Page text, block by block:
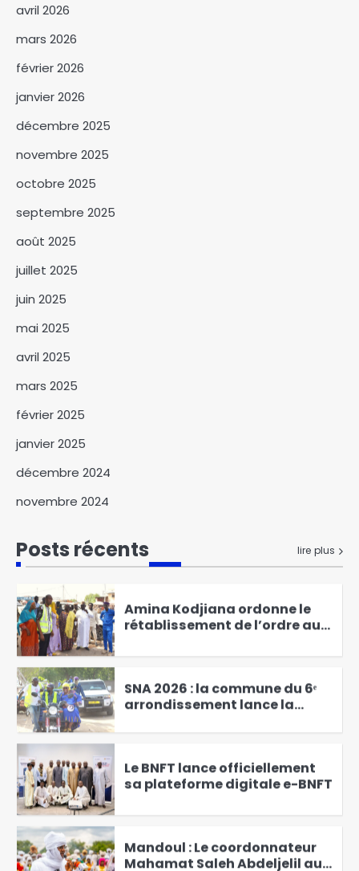
avril 2026
mars 2026
février 2026
janvier 2026
décembre 2025
novembre 2025
octobre 2025
septembre 2025
août 2025
juillet 2025
juin 2025
mai 2025
avril 2025
mars 2025
février 2025
janvier 2025
décembre 2024
novembre 2024
Posts récents lire plus
3
5
1
mobilisation générale à
Kodjiguila
2
Amina Kodjiana ordonne le
rétablissement de l’ordre au
3
SNA 2026 : la commune du 6ᵉ
arrondissement lance la
4
Le BNFT lance officiellement
sa plateforme digitale e-BNFT
Mandoul : Le coordonnateur
Mahamat Saleh Abdeljelil au